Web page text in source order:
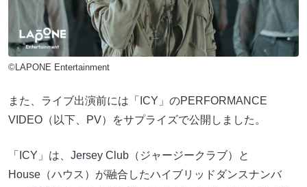
©LAPONE Entertainment
また、ライブ出演前には「ICY」のPERFORMANCE
VIDEO（以下、PV）をサプライズで公開しました。
「ICY」は、Jersey Club（ジャージークラブ）と
House（ハウス）が融合したハイブリッドダンスナンバ